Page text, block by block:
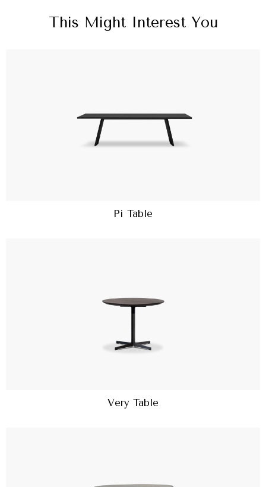
This Might Interest You
Pi Table
Very Table